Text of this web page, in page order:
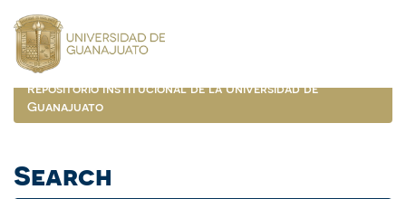
navigation
Repositorio Institucional de la Universidad de
Guanajuato
Search